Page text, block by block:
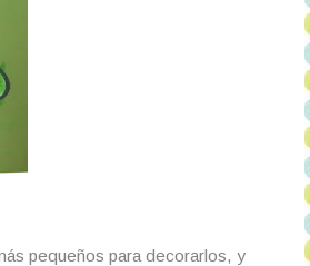
pequeños para decorarlos, y